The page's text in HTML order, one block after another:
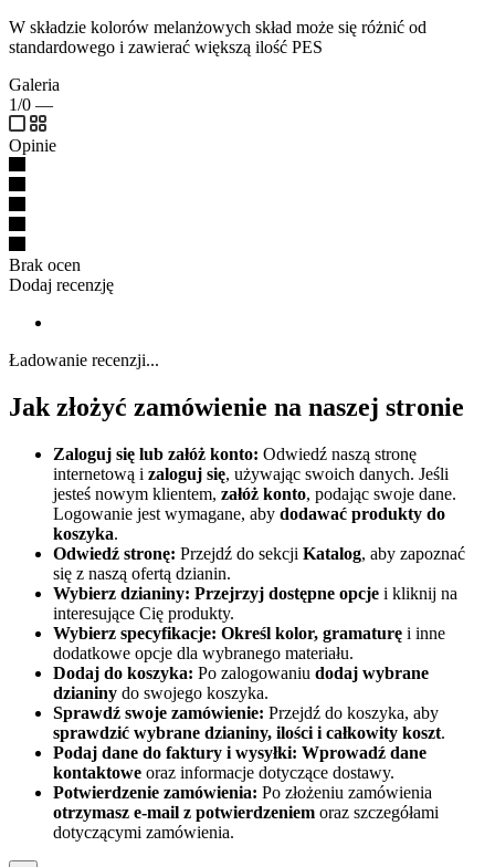
W składzie kolorów melanżowych skład może się różnić od
standardowego i zawierać większą ilość PES
Galeria
1/0 —
Opinie
Brak ocen
Dodaj recenzję
Ładowanie recenzji...
Jak złożyć zamówienie na naszej stronie
Zaloguj się lub załóż konto: Odwiedź naszą stronę
internetową i zaloguj się, używając swoich danych. Jeśli
jesteś nowym klientem, załóż konto, podając swoje dane.
Logowanie jest wymagane, aby dodawać produkty do
koszyka.
Odwiedź stronę: Przejdź do sekcji Katalog, aby zapoznać
się z naszą ofertą dzianin.
Wybierz dzianiny: Przejrzyj dostępne opcje i kliknij na
interesujące Cię produkty.
Wybierz specyfikacje: Określ kolor, gramaturę i inne
dodatkowe opcje dla wybranego materiału.
Dodaj do koszyka: Po zalogowaniu dodaj wybrane
dzianiny do swojego koszyka.
Sprawdź swoje zamówienie: Przejdź do koszyka, aby
sprawdzić wybrane dzianiny, ilości i całkowity koszt.
Podaj dane do faktury i wysyłki: Wprowadź dane
kontaktowe oraz informacje dotyczące dostawy.
Potwierdzenie zamówienia: Po złożeniu zamówienia
otrzymasz e-mail z potwierdzeniem oraz szczegółami
dotyczącymi zamówienia.